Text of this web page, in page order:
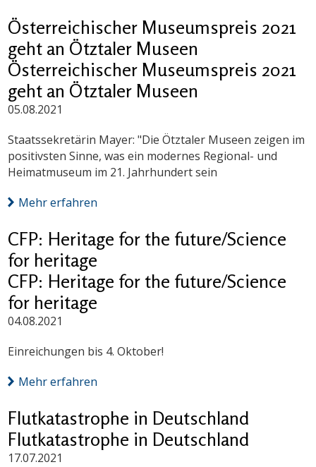
Österreichischer Museumspreis 2021
geht an Ötztaler Museen
Österreichischer Museumspreis 2021
geht an Ötztaler Museen
05.08.2021
Staatssekretärin Mayer: "Die Ötztaler Museen zeigen im
positivsten Sinne, was ein modernes Regional- und
Heimatmuseum im 21. Jahrhundert sein
Mehr erfahren
CFP: Heritage for the future/Science
for heritage
CFP: Heritage for the future/Science
for heritage
04.08.2021
Einreichungen bis 4. Oktober!
Mehr erfahren
Flutkatastrophe in Deutschland
Flutkatastrophe in Deutschland
17.07.2021